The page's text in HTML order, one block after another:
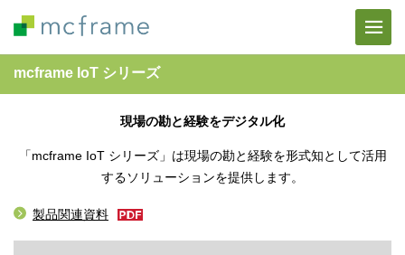
mcframe IoT シリーズ
現場の勘と経験をデジタル化
「mcframe IoT シリーズ」は現場の勘と経験を形式知として活用
するソリューションを提供します。
製品関連資料